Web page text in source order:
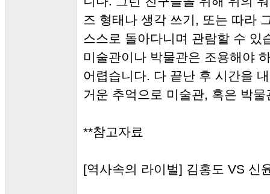
즈 형태나 생각 쓰기, 또는 따라
스스로 돌아다니며 관람할 수 있
미술관이나 박물관은 조용해야
어렵습니다. 다 끝난 후 시간을
거운 추억으로 미술관, 혹은 박
**참고자료
[역사속의 라이벌] 김홍도 VS 신